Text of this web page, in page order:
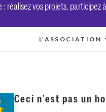
réalisez vos projets, participez
L’ASSOCIATION
Ceci n’est pas un